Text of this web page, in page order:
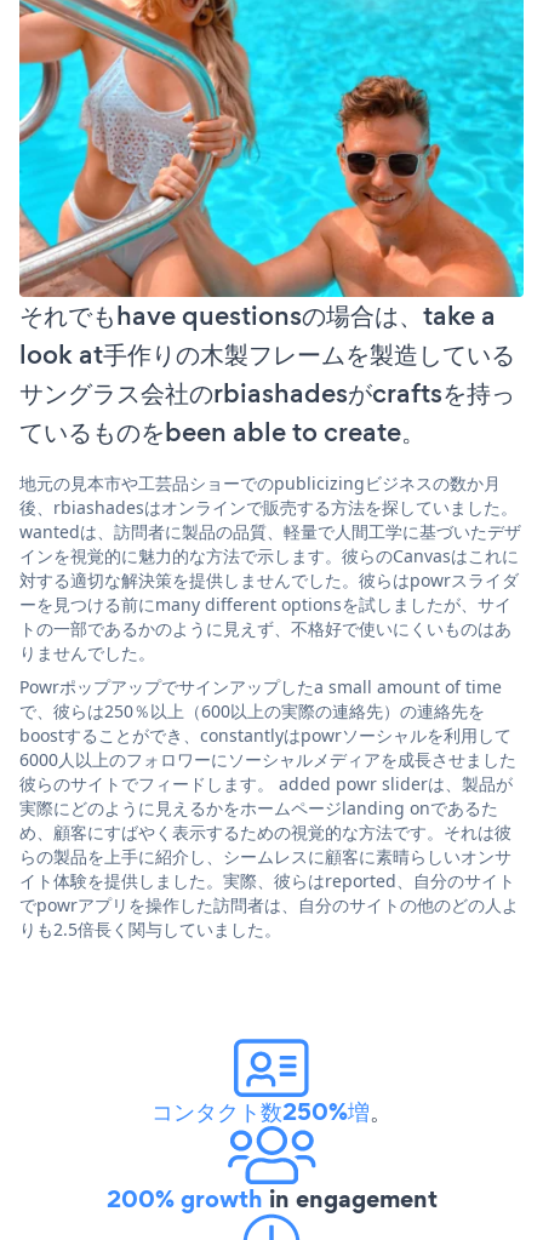
それでもhave questionsの場合は、take a
look at手作りの木製フレームを製造している
サングラス会社のrbiashadesがcraftsを持っ
ているものをbeen able to create。
地元の見本市や工芸品ショーでのpublicizingビジネスの数か月
後、rbiashadesはオンラインで販売する方法を探していました。
wantedは、訪問者に製品の品質、軽量で人間工学に基づいたデザ
インを視覚的に魅力的な方法で示します。彼らのCanvasはこれに
対する適切な解決策を提供しませんでした。彼らはpowrスライダ
ーを見つける前にmany different optionsを試しましたが、サイ
トの一部であるかのように見えず、不格好で使いにくいものはあ
りませんでした。
Powrポップアップでサインアップしたa small amount of time
で、彼らは250％以上（600以上の実際の連絡先）の連絡先を
boostすることができ、constantlyはpowrソーシャルを利用して
6000人以上のフォロワーにソーシャルメディアを成長させました
彼らのサイトでフィードします。 added powr sliderは、製品が
実際にどのように見えるかをホームページlanding onであるた
め、顧客にすばやく表示するための視覚的な方法です。それは彼
らの製品を上手に紹介し、シームレスに顧客に素晴らしいオンサ
イト体験を提供しました。実際、彼らはreported、自分のサイト
でpowrアプリを操作した訪問者は、自分のサイトの他のどの人よ
りも2.5倍長く関与していました。
コンタクト数250%増。
200% growth in engagement